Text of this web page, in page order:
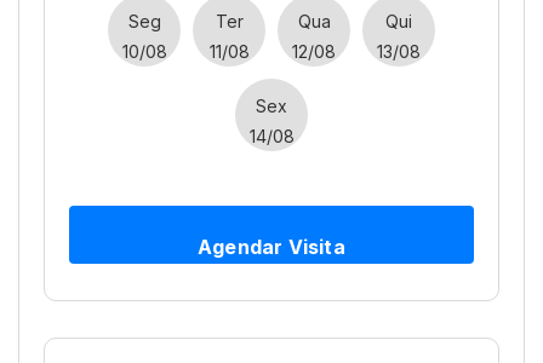
Seg
10/08
Ter
11/08
Qua
12/08
Qui
13/08
Sex
14/08
Agendar Visita